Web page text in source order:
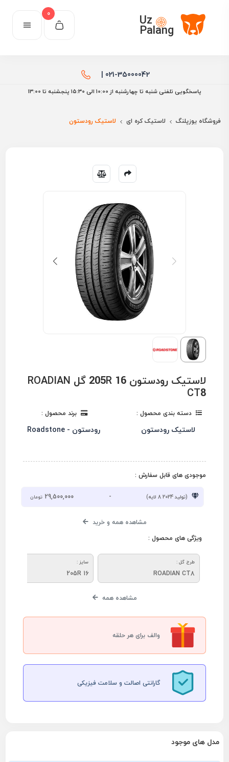
Uz
Palang
0
021-35000042 |
پاسخگویی تلفنی شنبه تا چهارشنبه از 10:00 الی ۱۵:30 پنجشنبه تا 13:00
فروشگاه یوزپلنگ لاستیک کره ای لاستیک رودستون
لاستیک رودستون 205R 16 گل ROADIAN
CT8
دسته بندی محصول :
لاستیک رودستون
برند محصول :
رودستون - Roadstone
موجودی های قابل سفارش :
(تولید 2024 8 لایه) -
29,500,000 تومان
مشاهده همه و خرید
ویژگی های محصول :
طرح گل :
ROADIAN CT8
سایز :
205R 16
مشاهده همه
والف برای هر حلقه
گارانتی اصالت و سلامت فیزیکی
مدل های موجود